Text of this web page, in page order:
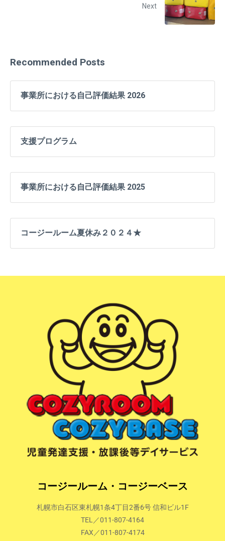
Next
Recommended Posts
事業所における自己評価結果 2026
支援プログラム
事業所における自己評価結果 2025
コージールーム夏休み２０２４★
コージールーム・コージーベース
札幌市白石区東札幌1条4丁目2番6号 信和ビル1F
TEL／011-807-4164
FAX／011-807-4174